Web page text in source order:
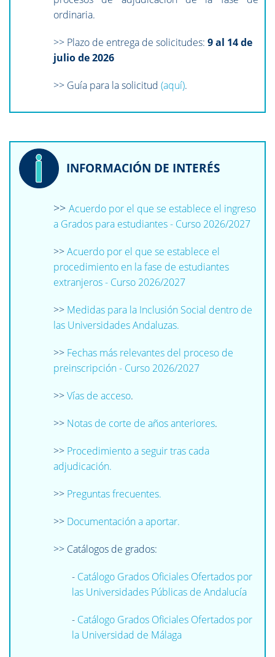
ordinaria.
>> Plazo de entrega de solicitudes: 9 al 14 de
julio de 2026
>> Guía para la solicitud (aquí).
INFORMACIÓN DE INTERÉS
>> Acuerdo por el que se establece el ingreso
a Grados para estudiantes - Curso 2026/2027
>>Acuerdo por el que se establece el
procedimiento en la fase de estudiantes
extranjeros - Curso 2026/2027
>> Medidas para la Inclusión Social dentro de
las Universidades Andaluzas.
>> Fechas más relevantes del proceso de
preinscripción - Curso 2026/2027
>>Vías de acceso.
>> Notas de corte de años anteriores.
>> Procedimiento a seguir tras cada
adjudicación.
>> Preguntas frecuentes.
>> Documentación a aportar.
>> Catálogos de grados:
- Catálogo Grados Oficiales Ofertados por
las Universidades Públicas de Andalucía
- Catálogo Grados Oficiales Ofertados por
la Universidad de Málaga